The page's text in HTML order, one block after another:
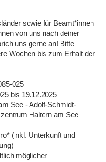
sowie für Beamt*innen
von uns nach deiner
uns gerne an! Bitte
Wochen bis zum Erhalt der
025
bis 19.12.2025
See - Adolf-Schmidt-
Haltern am See
(inkl. Unterkunft und
möglicher